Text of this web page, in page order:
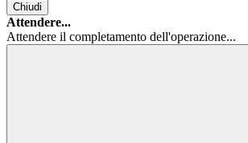
Chiudi
Attendere...
Attendere il completamento dell'operazione...